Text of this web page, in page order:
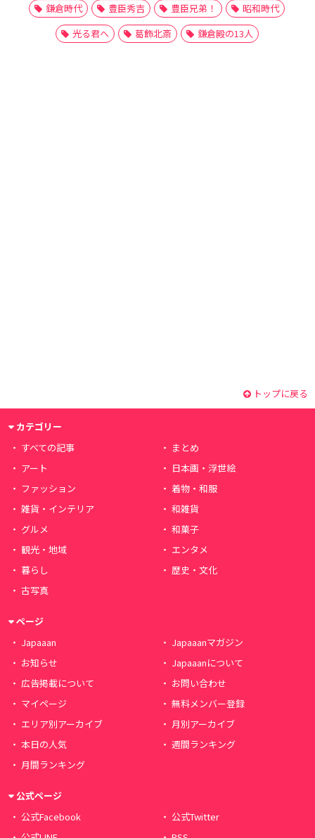
鎌倉時代
豊臣秀吉 豊臣兄弟！
昭和時代
光る君へ
葛飾北斎 鎌倉殿の13人
トップに戻る
カテゴリー
すべての記事
まとめ
アート
日本画・浮世絵
ファッション
着物・和服
雑貨・インテリア
和雑貨
グルメ
和菓子
観光・地域
エンタメ
暮らし
歴史・文化
古写真
ページ
Japaaan
Japaaanマガジン
お知らせ
Japaaanについて
広告掲載について
お問い合わせ
マイページ
無料メンバー登録
エリア別アーカイブ
月別アーカイブ
本日の人気
週間ランキング
月間ランキング
公式ページ
公式Facebook
公式Twitter